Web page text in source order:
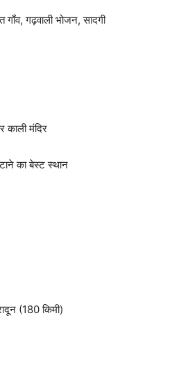
गढ़वाली भोजन, सादगी
काली मंदिर
का बेस्ट स्थान
(180 किमी)